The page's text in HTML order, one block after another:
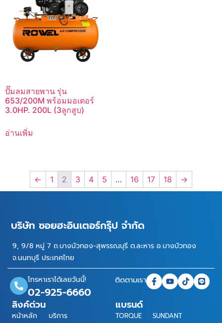
ปั๊มลมสายพาน รุ่น
653/200M พร้อมมอเตอร์
3.0HP. 200L (3ลูกสูบ)
อ่านเพิ่ม
← 1 2 3 4 5 … 16 17 18 →
บริษัท ซอยฮะอินเตอร์กรุ๊ป จำกัด
9, 9/8 หมู่ 7 ถ.บางบัวทอง-สุพรรณบุรี ต.ละหาร อ.บางบัวทอง
จ.นนทบุรี ประเทศไทย
โทรหาเราได้เลยวันนี้!
02-925-6660
ติดตามเรา
ลิงค์ด่วน
หน้าหลัก บริการ
แบรนด์
TORQUE SUNDANT